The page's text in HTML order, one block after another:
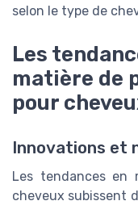
selon le type de
Les
matière de
pour
Innovations et
Les tendances en
cheveux subissent